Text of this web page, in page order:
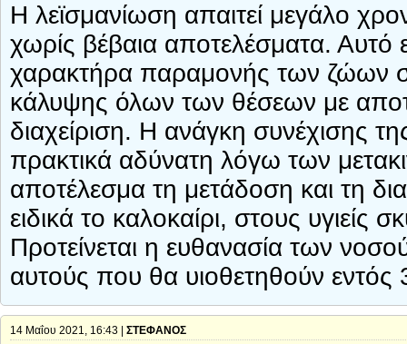
Η λεϊσμανίωση απαιτεί μεγάλο
χωρίς βέβαια αποτελέσματα. Αυτό
χαρακτήρα παραμονής των ζώων
κάλυψης όλων των θέσεων με
διαχείριση. Η ανάγκη συνέχισης
πρακτικά αδύνατη λόγω των
αποτέλεσμα τη μετάδοση και τη
ειδικά το καλοκαίρι, στους
Προτείνεται η ευθανασία των
αυτούς που θα υιοθετηθούν
14 Μαΐου 2021, 16:43 | ΣΤΕΦΑΝΟΣ